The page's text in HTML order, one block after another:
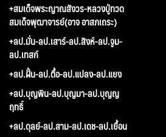
+สมเด็จพระญาณสังวร-หลวงปู่ทวด
สมเด็จพุฒาจารย์(อาจ อาสภเถระ)
+ลป.มั่น-ลป.เสาร์-ลป.สิงห์-ลป.จูม-
ลป.เทสก์
+ลป.ฝั้น-ลป.ตื้อ-ลป.แปลง-ลป.แยง
+ลป.บุญพิน-ลป.บุญมา-ลป.บุญญ
ฤทธิ์
+ลป.ดุลย์-ลป.สาม-ลป.เดช-ลป.เยื้อน